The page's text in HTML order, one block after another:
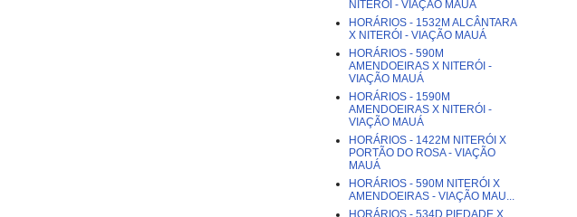
NITERÓI - VIAÇÃO MAUÁ
HORÁRIOS - 1532M ALCÂNTARA
X NITERÓI - VIAÇÃO MAUÁ
HORÁRIOS - 590M
AMENDOEIRAS X NITERÓI -
VIAÇÃO MAUÁ
HORÁRIOS - 1590M
AMENDOEIRAS X NITERÓI -
VIAÇÃO MAUÁ
HORÁRIOS - 1422M NITERÓI X
PORTÃO DO ROSA - VIAÇÃO
MAUÁ
HORÁRIOS - 590M NITERÓI X
AMENDOEIRAS - VIAÇÃO MAU...
HORÁRIOS - 534D PIEDADE X